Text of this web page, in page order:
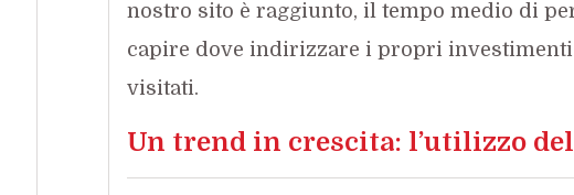
nostro sito è raggiunto, il tempo medio di
capire dove indirizzare i propri
visitati.
Un trend in crescita: l’utilizzo